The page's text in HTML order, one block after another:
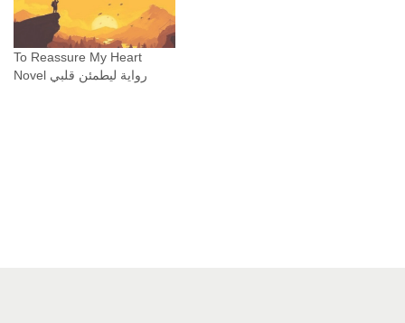
To Reassure My Heart
Novel رواية ليطمئن قلبي